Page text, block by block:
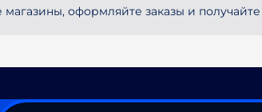
оформляйте заказы и